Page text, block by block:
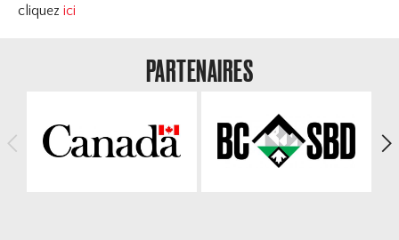
Hébergement
cliquezici
PARTENAIRES
< >